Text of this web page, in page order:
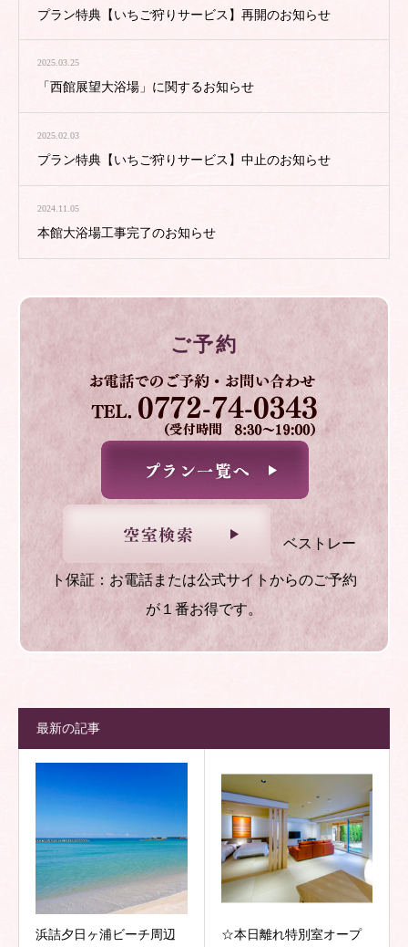
プラン特典【いちご狩りサービス】再開のお知らせ
2025.03.25
「西館展望大浴場」に関するお知らせ
2025.02.03
プラン特典【いちご狩りサービス】中止のお知らせ
2024.11.05
本館大浴場工事完了のお知らせ
ご予約
ベストレー
ト保証：お電話または公式サイトからのご予約
が１番お得です。
最新の記事
浜詰夕日ヶ浦ビーチ周辺
☆本日離れ特別室オープ